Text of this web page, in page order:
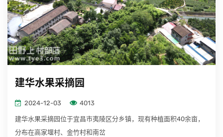
建华水果采摘园
2024-12-03 4013
建华水果采摘园位于宜昌市夷陵区分乡镇，现有种植面积40余亩，
分布在高家堰村、金竹村和南岔